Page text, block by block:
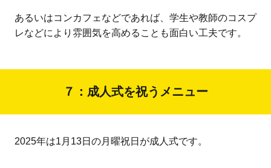
あるいはコンカフェなどであれば、学生や教師のコスプ
レなどにより雰囲気を高めることも面白い工夫です。
７：成人式を祝うメニュー
2025年は1月13日の月曜祝日が成人式です。